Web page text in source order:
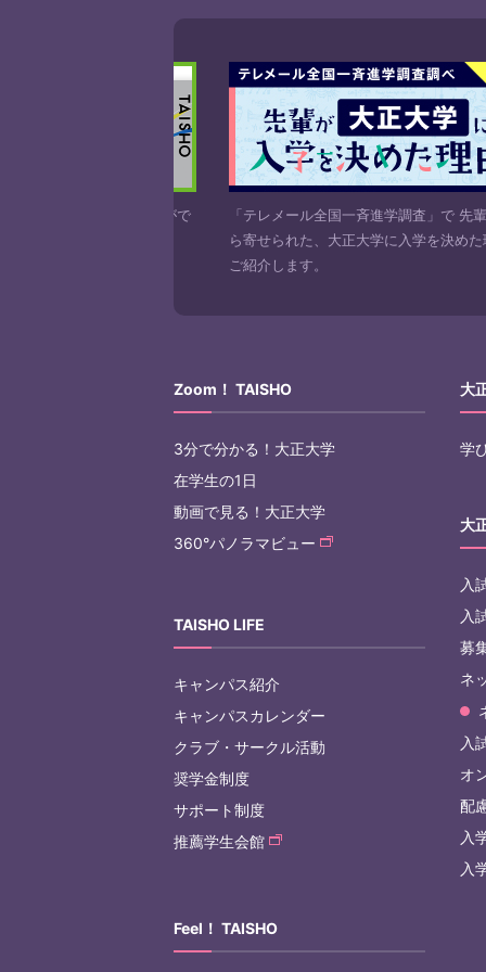
学の資料を請求することがで
「テレメール全国一斉進学調査」で 先
ら寄せられた、大正大学に入学を決めた
ご紹介します。
Zoom！ TAISHO
3分で分かる！大正大学
在学生の1日
動画で見る！大正大学
360°パノラマビュー
TAISHO LIFE
キャンパス紹介
キャンパスカレンダー
クラブ・サークル活動
奨学金制度
サポート制度
推薦学生会館
Feel！ TAISHO
大
学
大
入
入
募
ネ
入
オ
配
入
入